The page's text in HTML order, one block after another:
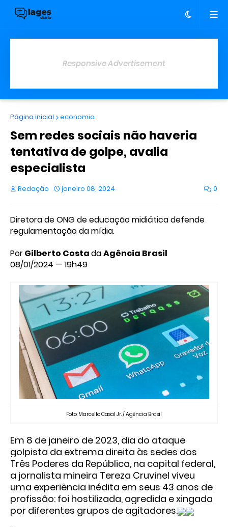
Responsive Advertisement
Página inicial economia
Sem redes sociais não haveria
tentativa de golpe, avalia
especialista
Redação janeiro 08, 2024 0
Diretora de ONG de educação midiática defende
regulamentação da mídia.
PorGilberto CostadaAgência Brasil
08/01/2024 — 19h49
Foto: Marcello Casal Jr. / Agência Brasil
Em 8 de janeiro de 2023, dia do ataque
golpista da extrema direita às sedes dos
Três Poderes da República, na capital federal,
a jornalista mineira Tereza Cruvinel viveu
uma experiência inédita em seus 43 anos de
profissão: foi hostilizada, agredida e xingada
por diferentes grupos de agitadores.